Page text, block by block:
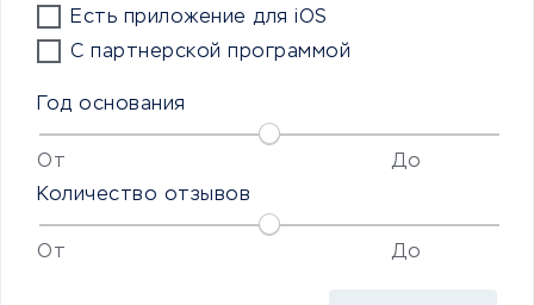
Есть приложение для iOS
С партнерской программой
Год основания
От
До
Количество отзывов
От До